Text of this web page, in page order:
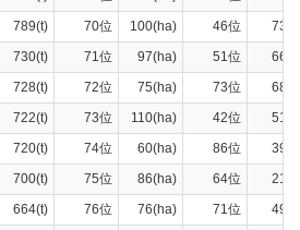
789(t) 70位 100(ha) 46位
730(t) 71位 97(ha) 51位
728(t) 72位 75(ha) 73位
722(t) 73位 110(ha) 42位
720(t) 74位 60(ha) 86位
700(t) 75位 86(ha) 64位
664(t) 76位 76(ha) 71位